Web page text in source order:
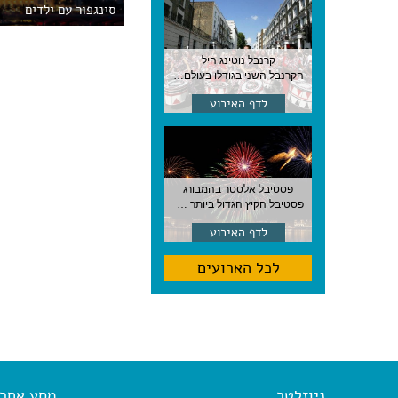
קרנבל נוטינג היל
הקרנבל השני בגודלו בעולם, עם מוזיקה, תהלוכות ותחפושות. לונדון
לדף האירוע
פסטיבל אלסטר בהמבורג
פסטיבל הקיץ הגדול ביותר בהמבורג, סוף אוגוסט, גרמניה
לדף האירוע
לכל הארועים
סינגפור עם ילדים